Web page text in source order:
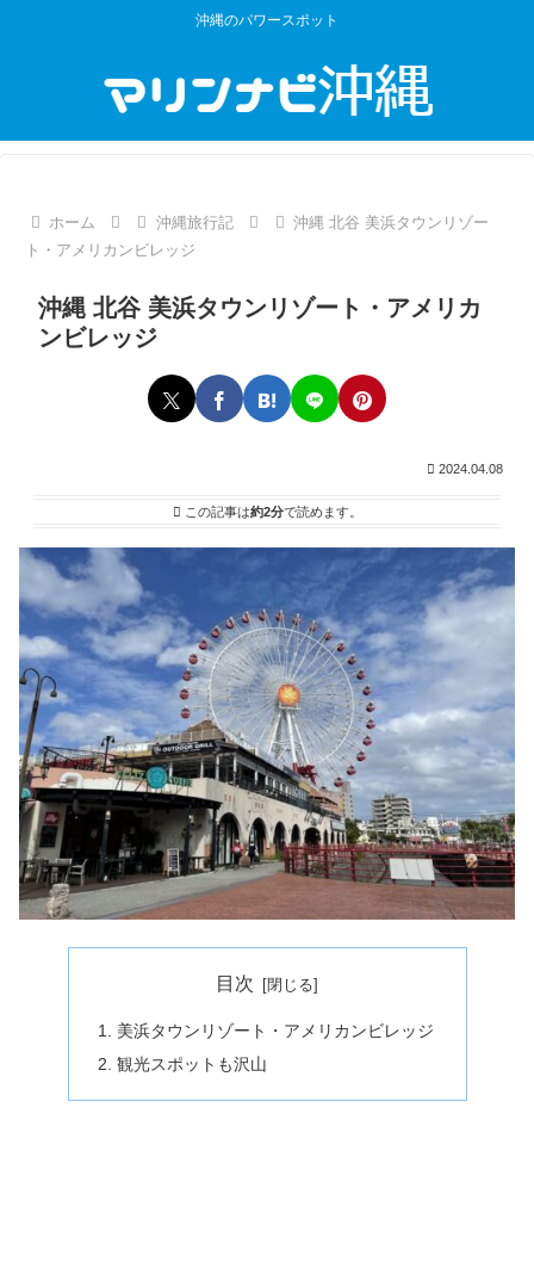
沖縄のパワースポット
ホーム 沖縄旅行記
沖縄 北谷 美浜タウンリゾー
ト・アメリカンビレッジ
沖縄 北谷 美浜タウンリゾート・アメリカ
ンビレッジ
2024.04.08
この記事は約2分で読めます。
目次
美浜タウンリゾート・アメリカンビレッジ
観光スポットも沢山